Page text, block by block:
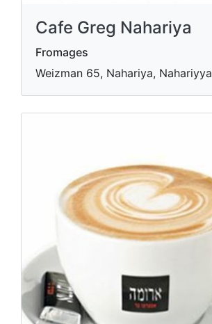
Cafe Greg Nahariya
Fromages
Weizman 65, Nahariya, Nahariyya